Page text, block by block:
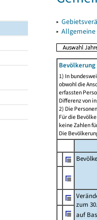
▸
▸
1) In
obwohl die
erfassten
Differenz von
2) Die
Für die
keine Zahlen
Die
zum
auf